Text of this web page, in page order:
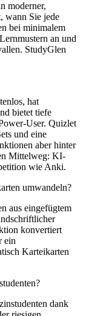
moderner,
wann Sie jede
bei minimalem
an und
StudyGlen
hat
bietet tiefe
User. Quizlet
und eine
aber hinter
Mittelweg: KI-
wie Anki.
umwandeln?
aus eingefügtem
konvertiert
ein
Karteikarten
dank